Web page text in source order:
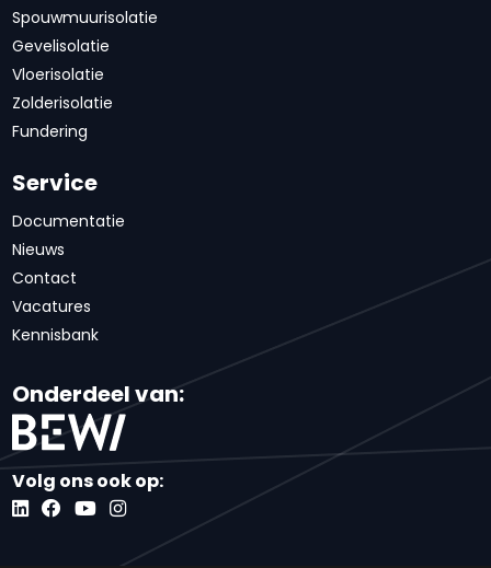
Spouwmuurisolatie
Gevelisolatie
Vloerisolatie
Zolderisolatie
Fundering
Service
Documentatie
Nieuws
Contact
Vacatures
Kennisbank
Onderdeel van:
Volg ons ook op: